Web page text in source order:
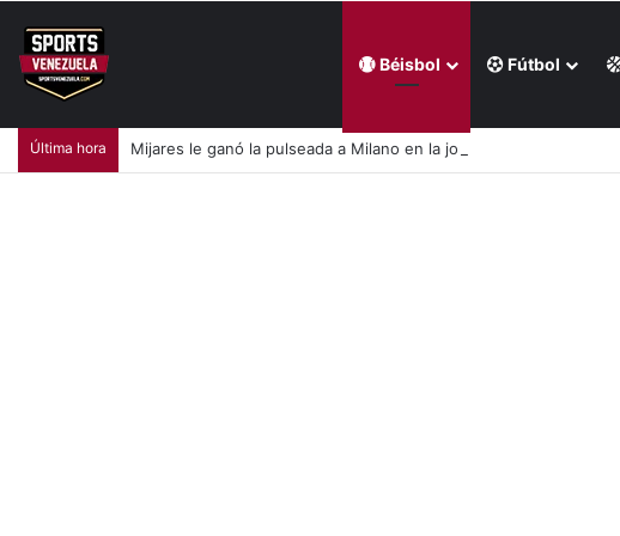
Béisbol Fútbol
Última hora Mijares le ganó la pulseada a Milano en la jornada de la liga chilena